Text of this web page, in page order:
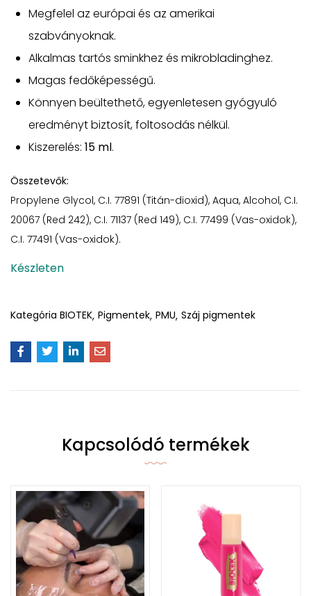
Megfelel az európai és az amerikai
szabványoknak.
Alkalmas tartós sminkhez és mikrobladinghez.
Magas fedőképességű.
Könnyen beültethető, egyenletesen gyógyuló
eredményt biztosít, foltosodás nélkül.
Kiszerelés: 15 ml.
Összetevők:
Propylene Glycol, C.I. 77891 (Titán-dioxid), Aqua, Alcohol, C.I.
20067 (Red 242), C.I. 71137 (Red 149), C.I. 77499 (Vas-oxidok),
C.I. 77491 (Vas-oxidok).
Készleten
Kategória BIOTEK Pigmentek PMU Száj pigmentek
Kapcsolódó termékek